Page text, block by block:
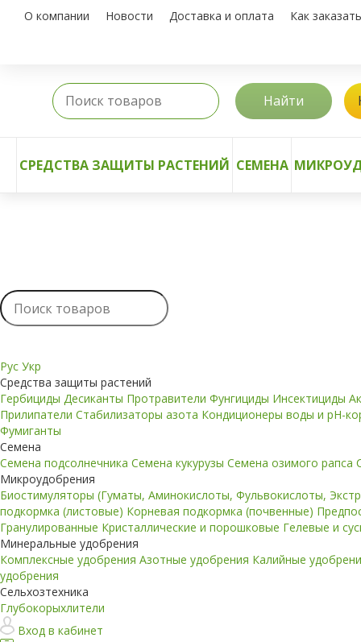
О компании Новости Доставка и оплата Как заказать
Найти
СРЕДСТВА ЗАЩИТЫ РАСТЕНИЙ СЕМЕНА
Рус Укр
Средства защиты растений
Гербициды Десиканты Протравители Фунгициды Инсектициды
Прилипатели Стабилизаторы азота Кондиционеры воды и pH-
Фумиганты
Семена
Семена подсолнечника Семена кукурузы Семена озимого рапса
Микроудобрения
Биостимуляторы (Гуматы, Аминокислоты, Фульвокислоты,
подкормка (листовые) Корневая подкормка (почвенные)
Гранулированные Кристаллические и порошковые Гелевые и
Минеральные удобрения
Комплексные удобрения Азотные удобрения Калийные
удобрения
Сельхозтехника
Глубокорыхлители
Вход в кабинет